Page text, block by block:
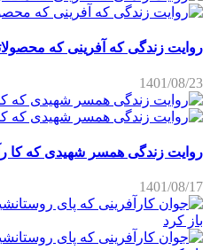
روایت زندگی که آفرینی که
1401/08/23
روایت زندگی همسر شهیدی که کا
1401/08/17